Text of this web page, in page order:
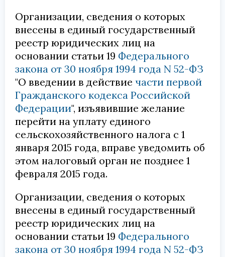
Организации, сведения о которых
внесены в единый государственный
реестр юридических лиц на
основании статьи 19 Федерального
закона от 30 ноября 1994 года N 52-ФЗ
"О введении в действие части первой
Гражданского кодекса Российской
Федерации", изъявившие желание
перейти на уплату единого
сельскохозяйственного налога с 1
января 2015 года, вправе уведомить об
этом налоговый орган не позднее 1
февраля 2015 года.
Организации, сведения о которых
внесены в единый государственный
реестр юридических лиц на
основании статьи 19 Федерального
закона от 30 ноября 1994 года N 52-ФЗ